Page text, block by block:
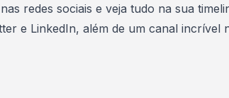
redes sociais e veja tudo na sua
e LinkedIn, além de um canal incrível